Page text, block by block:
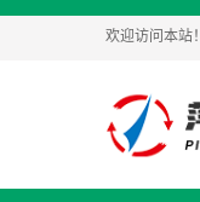
欢迎访问本站！